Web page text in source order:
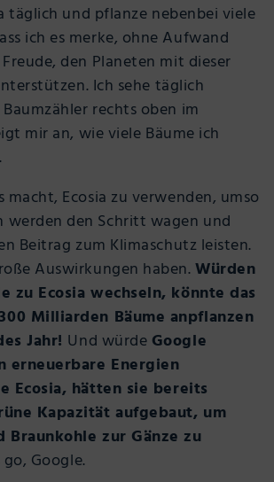
täglich und pflanze nebenbei viele
ich es merke, ohne Aufwand
den Planeten mit dieser
Ich sehe täglich
rechts oben im
mir an, wie viele Bäume ich
macht, Ecosia zu verwenden, umso
werden den Schritt wagen und
Beitrag zum Klimaschutz leisten.
Auswirkungen haben.Würden
zu Ecosia wechseln, könnte das
Milliarden Bäume anpflanzen
Jahr! Und würde Google
erneuerbare Energien
Ecosia, hätten sie bereits
Kapazität aufgebaut, um
Braunkohle zur Gänze zu
go, Google.